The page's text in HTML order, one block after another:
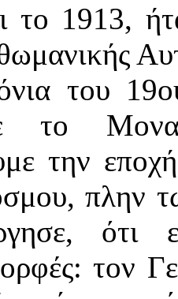
το 1913,
του
το
την
πλην
ότι
τον